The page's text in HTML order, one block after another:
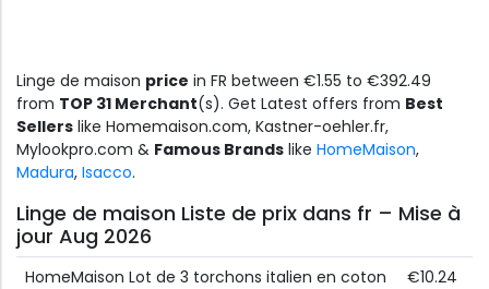
Linge de maison price in FR between €1.55 to €392.49
from TOP 31 Merchant(s). Get Latest offers from Best
Sellers like Homemaison.com, Kastner-oehler.fr,
Mylookpro.com & Famous Brands like HomeMaison,
Madura, Isacco.
Linge de maison Liste de prix dans fr – Mise à
jour Aug 2026
HomeMaison Lot de 3 torchons italien en coton
€10.24